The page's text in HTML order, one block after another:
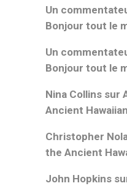
Un
Bonjour tout le
Un
Bonjour tout le
Nina Collins sur
Ancient
Christopher
the Ancient
John Hopkins